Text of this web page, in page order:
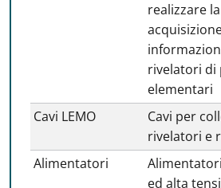
realizzare
rivelatori di
elementari
Cavi LEMO
Cavi per
rivelatori e
Alimentatori
ed alta